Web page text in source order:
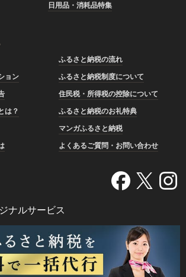
日用品・消耗品特集
ふるさと納税の流れ
ョン
ふるさと納税制度について
住民税・所得税の控除について
は？
ふるさと納税のお礼特典
マンガふるさと納税
よくあるご質問・お問い合わせ
ナルサービス